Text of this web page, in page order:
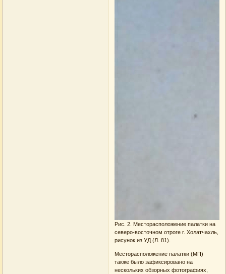
Рис. 2. Месторасположение палатки на
северо-восточном отроге г. Холатчахль,
рисунок из УД (Л. 81).
Месторасположение палатки (МП)
также было зафиксировано на
нескольких обзорных фотографиях,